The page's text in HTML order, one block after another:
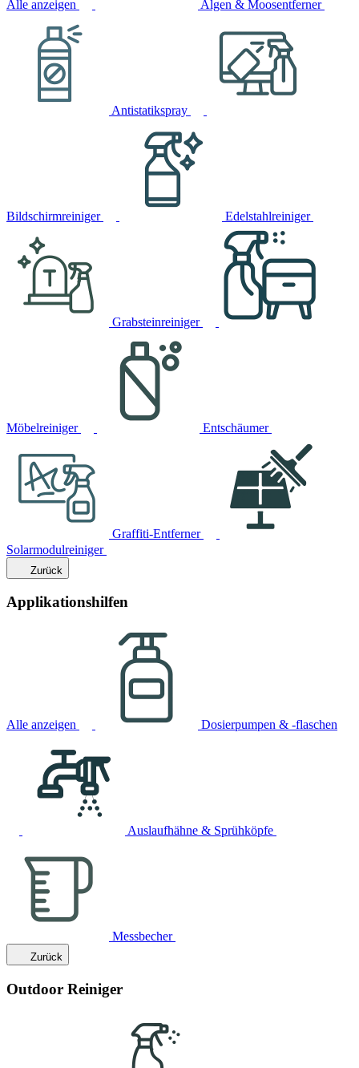
Alle anzeigen Algen & Moosentferner
Antistatikspray
Bildschirmreiniger Edelstahlreiniger
Grabsteinreiniger
Möbelreiniger Entschäumer
Graffiti-Entferner
Solarmodulreiniger
Zurück
Applikationshilfen
Alle anzeigen Dosierpumpen & -flaschen
Auslaufhähne & Sprühköpfe
Messbecher
Zurück
Outdoor Reiniger